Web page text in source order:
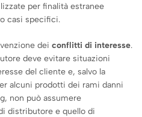
per finalità estranee
casi specifici.
dei conflitti di interesse.
deve evitare situazioni
del cliente e, salvo la
alcuni prodotti dei rami danni
non può assumere
distributore e quello di